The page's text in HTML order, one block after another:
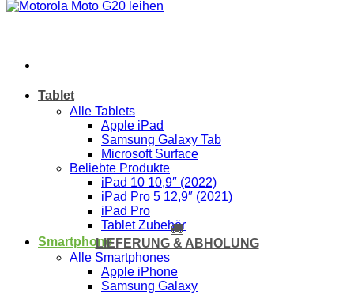
Tablet
Alle Tablets
Apple iPad
Samsung Galaxy Tab
Microsoft Surface
Beliebte Produkte
iPad 10 10,9″ (2022)
iPad Pro 5 12,9″ (2021)
iPad Pro
Tablet Zubehör
Smartphone
Alle Smartphones
Apple iPhone
Samsung Galaxy
🚚
LIEFERUNG & ABHOLUNG